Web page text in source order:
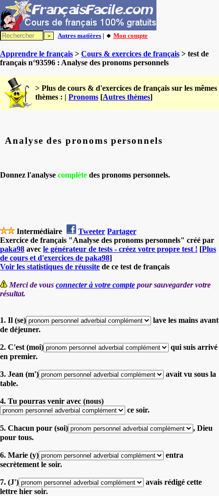
Autres matières | 🔸 Mon compte
Apprendre le français > Cours & exercices de français > test de
français n°93596 : Analyse des pronoms personnels
> Plus de cours & d'exercices de français sur les mêmes
thèmes : | Pronoms [Autres thèmes]
Analyse des pronoms personnels
Donnez l'analyse complète des pronoms personnels.
Intermédiaire Tweeter Partager
Exercice de français "Analyse des pronoms personnels" créé par
paka98 avec le générateur de tests - créez votre propre test ! [Plus
de cours et d'exercices de paka98]
Voir les statistiques de réussite de ce test de français
Merci de vous connecter à votre compte pour sauvegarder votre
résultat.
1. Il (se)
lave les mains avant
de déjeuner.
2. C'est (moi)
qui suis arrivé
en premier.
3. Jean (m')
avait vu sous la
table.
4. Tu pourras venir avec (nous)
ce soir.
5. Chacun pour (soi)
, Dieu
pour tous.
6. Marie (y)
entra
secrètement le soir.
7. (J')
avais rédigé cette
lettre hier soir.